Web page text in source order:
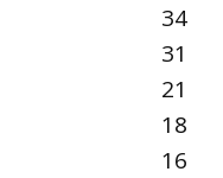
34
31
21
18
16